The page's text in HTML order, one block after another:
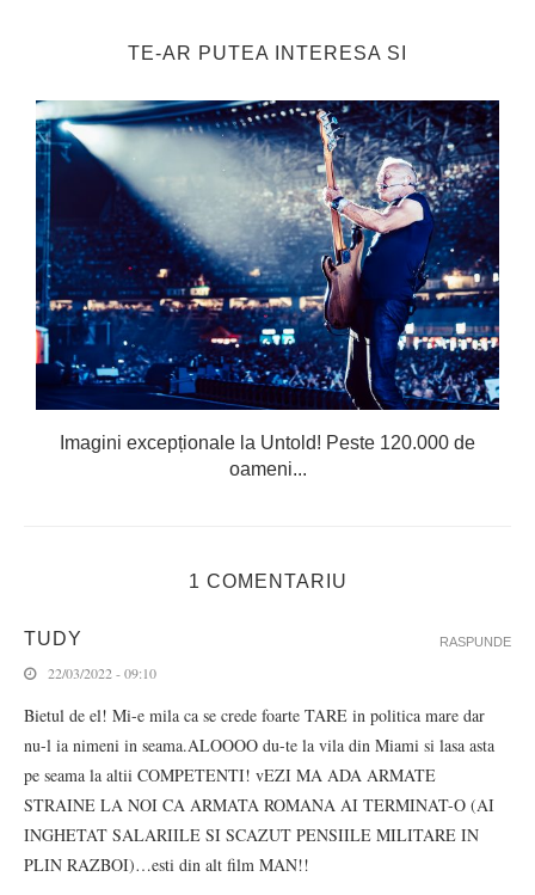
TE-AR PUTEA INTERESA SI
Imagini excepționale la Untold! Peste 120.000 de
oameni...
1 COMENTARIU
TUDY
22/03/2022 - 09:10
Bietul de el! Mi-e mila ca se crede foarte TARE in politica mare dar
nu-l ia nimeni in seama.ALOOOO du-te la vila din Miami si lasa asta
pe seama la altii COMPETENTI! vEZI MA ADA ARMATE
STRAINE LA NOI CA ARMATA ROMANA AI TERMINAT-O (AI
INGHETAT SALARIILE SI SCAZUT PENSIILE MILITARE IN
PLIN RAZBOI)…esti din alt film MAN!!
RASPUNDE